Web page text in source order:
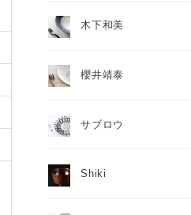
木下和美
櫻井靖泰
サブロウ
Shiki